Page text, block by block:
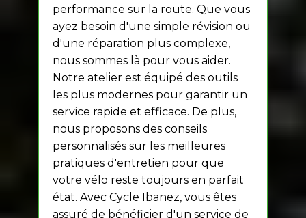
performance sur la route. Que vous
ayez besoin d'une simple révision ou
d'une réparation plus complexe,
nous sommes là pour vous aider.
Notre atelier est équipé des outils
les plus modernes pour garantir un
service rapide et efficace. De plus,
nous proposons des conseils
personnalisés sur les meilleures
pratiques d'entretien pour que
votre vélo reste toujours en parfait
état. Avec Cycle Ibanez, vous êtes
assuré de bénéficier d'un service de